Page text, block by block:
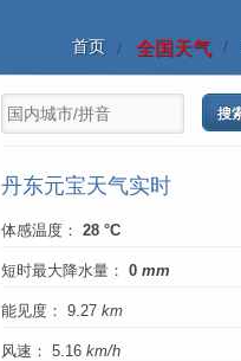
首页 全国天气
丹东元宝天气实时
体感温度： 28 °C
短时最大降水量： 0 mm
能见度： 9.27 km
风速： 5.16 km/h